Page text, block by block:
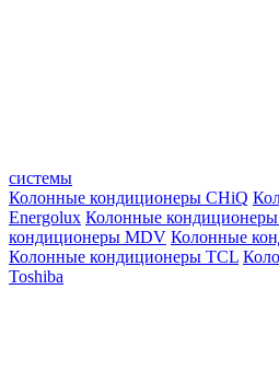
системы
Колонные кондиционеры CHiQ
Energolux Колонные кондиционеры
кондиционеры MDV Колонные
Колонные кондиционеры TCL
Toshiba